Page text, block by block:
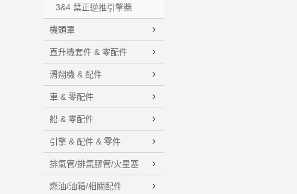
3&4 葉正逆推引擎槳
機頭罩
直升機套件 & 零配件
滑翔機 & 配件
車 & 零配件
船 & 零配件
引擎 & 配件 & 零件
排氣管/排氣膠管/火星塞
燃油/油箱/相關配件